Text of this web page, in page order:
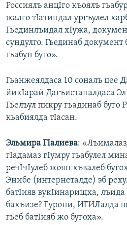
Россиялъ анцIго къоялъ
жалго тIатиндал ургъулел
Гьединлъидал хIужа,
сундулго. Гьединаб
гьабун буго».
Гьанжеялдаса 10 соналъ цее
йикIарай Дагъистаналдаса
Гьелъул пикру гьадинаб буго
кьабиялда тIасан.
Эльмира ГIалиева:
гIадамаз гIумру гьабулел
речIчIулеб жоян хъвалеб
Энибе (интернеталде) эб
батIияв вукIинарищха, лъида
бахъизе? Гурони, ИГИЛалда
гьеб батIияб жо бугоха».